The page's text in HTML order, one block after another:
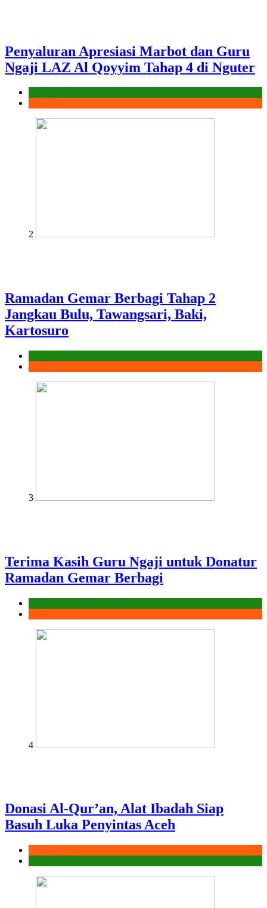
Penyaluran Apresiasi Marbot dan Guru
Ngaji LAZ Al Qoyyim Tahap 4 di Nguter
2
Ramadan Gemar Berbagi Tahap 2
Jangkau Bulu, Tawangsari, Baki,
Kartosuro
3
Terima Kasih Guru Ngaji untuk Donatur
Ramadan Gemar Berbagi
4
Donasi Al-Qur’an, Alat Ibadah Siap
Basuh Luka Penyintas Aceh